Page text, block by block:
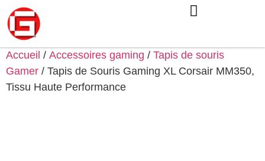
Accueil / Accessoires gaming / Tapis de souris
Gamer / Tapis de Souris Gaming XL Corsair MM350,
Tissu Haute Performance